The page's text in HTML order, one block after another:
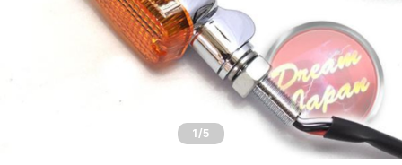
1 /5